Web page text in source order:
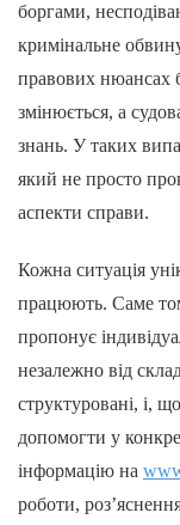
боргами,
кримінальне
правових нюансах
змінюється, а
знань. У таких
який не просто
аспекти справи.
Кожна ситуація
працюють. Саме
пропонує
незалежно від
структуровані, і,
допомогти у
інформацію на
роботи,